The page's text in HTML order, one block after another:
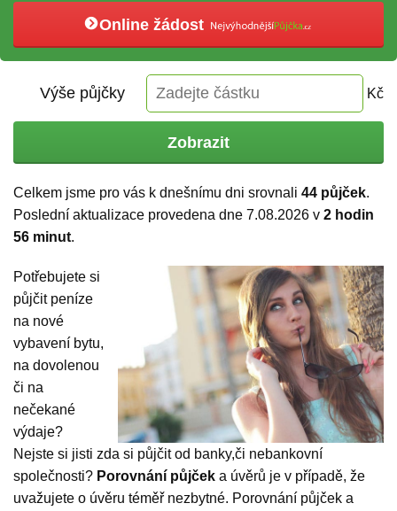
Online žádost
Výše půjčky Kč
Zobrazit
Celkem jsme pro vás k dnešnímu dni srovnali 44 půjček.
Poslední aktualizace provedena dne 7.08.2026 v 2 hodin
56 minut.
Potřebujete si
půjčit peníze
na nové
vybavení bytu,
na dovolenou
či na
nečekané
výdaje?
Nejste si jisti zda si půjčit od banky,či nebankovní
společnosti? Porovnání půjček a úvěrů je v případě, že
uvažujete o úvěru téměř nezbytné. Porovnání půjček a